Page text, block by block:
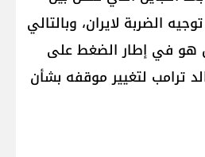
الضربة لايران، وبالتالي
هو في إطار الضغط على
ترامب لتغيير موقفه بشأن